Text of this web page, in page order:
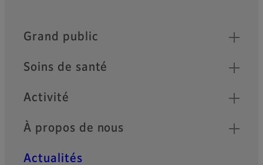
Quick Links
Grand public
Soins de santé
Activité
À propos de nous
Actualités